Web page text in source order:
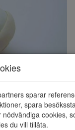
sparar
spara
cookies,
du vill tillåta.